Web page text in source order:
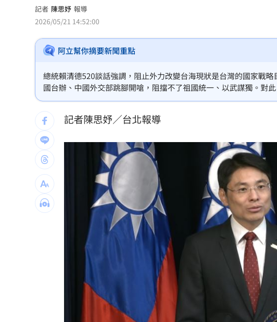
慈濟10.6億疫苗服務費爆詐騙 他質疑捐款
姐夫AKIRA抵台 蹲身陪自拍、簽名超寵粉
吳子嘉斷言傅崐萁下場：早晚被抓進去關
假借無塵室走道窄 工程師屢對女同事襲臀 11:36
妖股連4漲遭八卦鏡收服 被動元件一片綠
兆基債務風暴！檢調搜索 前董座帶回偵訊 11:33
9/7充公！5張千萬發票沒人領 地點一次看 11:33
獨／家樓梯門口重摔 李亞萍路邊倒地送醫 11:32
台灣上市賣破8百輛！油電休旅80萬有找 11:30
台灣彩券開獎直播中 20:31
LIVE三立+24小時直播 15:27
三立iNEWS新聞台線上直播 18:00
商場戰國來臨 台中「頂奢大道」逐漸成形 12:00
「拍片人的多重宇宙」職涯論壇9/12登場！
記者 陳思妤 報導
2026/05/21 14:52:00
阿立幫你摘要新聞重點
總統賴清德520談話強調，阻止外力改變台海現狀是台灣的國家戰
國台辦、中國外交部跳腳開嗆，阻擋不了祖國統一、以武謀獨。對
立的民主國家，與中華人民共和國互不隸屬，中國軍事擴張活動及
際社會更加看清中國才是區域「麻煩製造者」、「和平破壞者」及「
記者陳思妤／台北報導